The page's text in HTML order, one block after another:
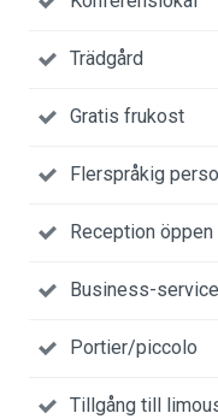
Trädgård
Gratis frukost
Flerspråkig
Reception
Business-service
Portier/piccolo
Tillgång till